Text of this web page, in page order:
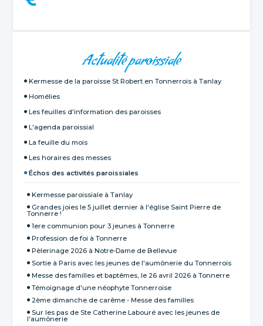
Actualité paroissiale
Kermesse de la paroisse St Robert en Tonnerrois à Tanlay
Homélies
Les feuilles d'information des paroisses
L'agenda paroissial
La feuille du mois
Les horaires des messes
Échos des activités paroissiales
Kermesse paroissiale à Tanlay
Grandes joies le 5 juillet dernier à l‘église Saint Pierre de
Tonnerre !
1ere communion pour 3 jeunes à Tonnerre
Profession de foi à Tonnerre
Pèlerinage 2026 à Notre-Dame de Bellevue
Sortie à Paris avec les jeunes de l'aumônerie du Tonnerrois
Messe des familles et baptêmes, le 26 avril 2026 à Tonnerre
Témoignage d'une néophyte Tonnerroise
2ème dimanche de carême - Messe des familles
Sur les pas de Ste Catherine Labouré avec les jeunes de
l'aumônerie